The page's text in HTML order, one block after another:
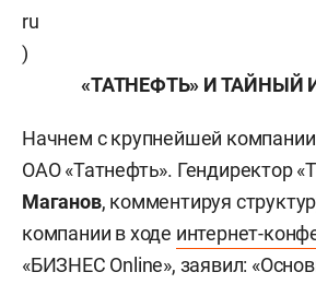
ru
)
«ТАТНЕФТЬ» И ТАЙНЫЙ
Начнем с крупнейшей
ОАО «Татнефть». Гендиректор
Маганов, комментируя
компании в ходе интернет-
«БИЗНЕС Online», заявил: